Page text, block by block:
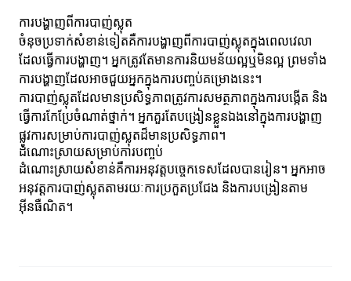
ការបង្ហាញពីការបាញ់ស្លុត
ចំនុចប្រទាក់សំខាន់ទៀតគឺការបង្ហាញពីការបាញ់ស្លុតក្នុងពេលវេលា
ដែលធ្វើការបង្ហាញ។ អ្នកត្រូវតែមានការនិយមន័យល្អឬមិនល្អ ព្រមទាំង
ការបង្ហាញដែលអាចជួយអ្នកក្នុងការបញ្ចប់គម្រោងនេះ។
ការបាញ់ស្លុតដែលមានប្រសិទ្ធភាពត្រូវការសមត្ថភាពក្នុងការបង្កើត និង
ធ្វើការកែប្រែចំណាត់ថ្នាក់។ អ្នកគួរតែបង្រៀនខ្លួនឯងនៅក្នុងការបង្ហាញ
ផ្លូវការសម្រាប់ការបាញ់ស្លុតដ៏មានប្រសិទ្ធភាព។
ដំណោះស្រាយសម្រាប់ការបញ្ចប់
ដំណោះស្រាយសំខាន់គឺការអនុវត្តបច្ចេកទេសដែលបានរៀន។ អ្នកអាច
អនុវត្តការបាញ់ស្លុតតាមរយៈការប្រកួតប្រជែង និងការបង្រៀនតាម
អ៊ីនធឺណិត។